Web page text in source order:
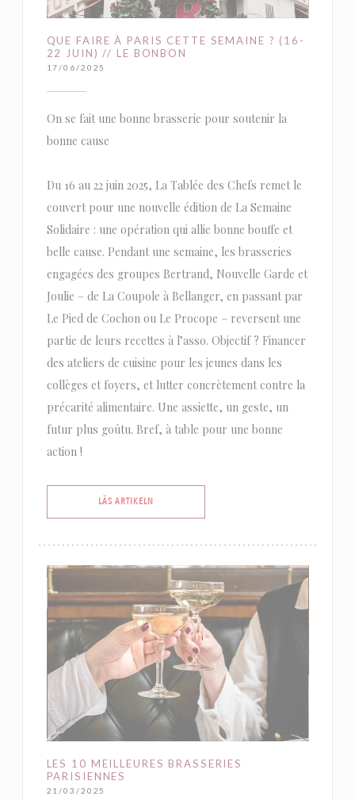
QUE FAIRE À PARIS CETTE SEMAINE ? (16-
22 JUIN) // LE BONBON
17/06/2025
On se fait une bonne brasserie pour soutenir la
bonne cause
Du 16 au 22 juin 2025, La Tablée des Chefs remet le
couvert pour une nouvelle édition de La Semaine
Solidaire : une opération qui allie bonne bouffe et
belle cause. Pendant une semaine, les brasseries
engagées des groupes Bertrand, Nouvelle Garde et
Joulie – de La Coupole à Bellanger, en passant par
Le Pied de Cochon ou Le Procope – reversent une
partie de leurs recettes à l’asso. Objectif ? Financer
des ateliers de cuisine pour les jeunes dans les
collèges et foyers, et lutter concrètement contre la
précarité alimentaire. Une assiette, un geste, un
futur plus goûtu. Bref, à table pour une bonne
action !
LÄS ARTIKELN
LES 10 MEILLEURES BRASSERIES
PARISIENNES
21/03/2025